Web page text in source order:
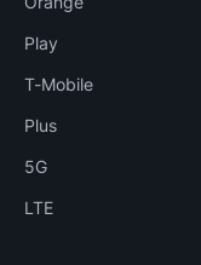
Play
T-Mobile
Plus
5G
LTE